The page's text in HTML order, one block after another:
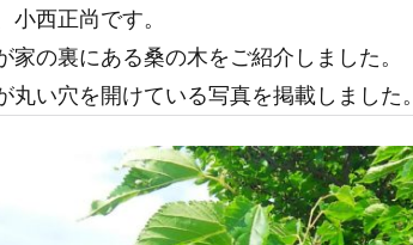
小西正尚です。
家の裏にある桑の木をご紹介しました。
丸い穴を開けている写真を掲載しました。